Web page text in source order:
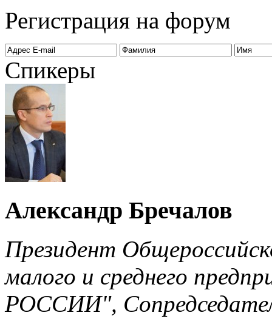
Регистрация на форум
Спикеры
Александр Бречалов
Президент
малого и среднего
РОССИИ",